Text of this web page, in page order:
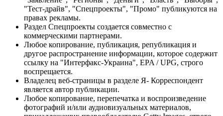
"Тест-драйв", "Спецпроекты", "Промо" публикуются на
правах рекламы.
Раздел Спецпроекты создается совместно с
коммерческими партнерами.
Любое копирование, публикация, републикация и
другое распространение информации, которое содержит
ссылку на "Интерфакс-Украина", EPA / UPG, строго
воспрещается.
Владелец веб-страницы в разделе Я- Корреспондент
является автор публикации.
Любое копирование, перепечатка и воспроизведение
фотографий и/или аудиовизуальных материалов,